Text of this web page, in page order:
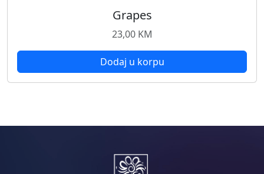
Grapes
23,00 KM
Dodaj u korpu